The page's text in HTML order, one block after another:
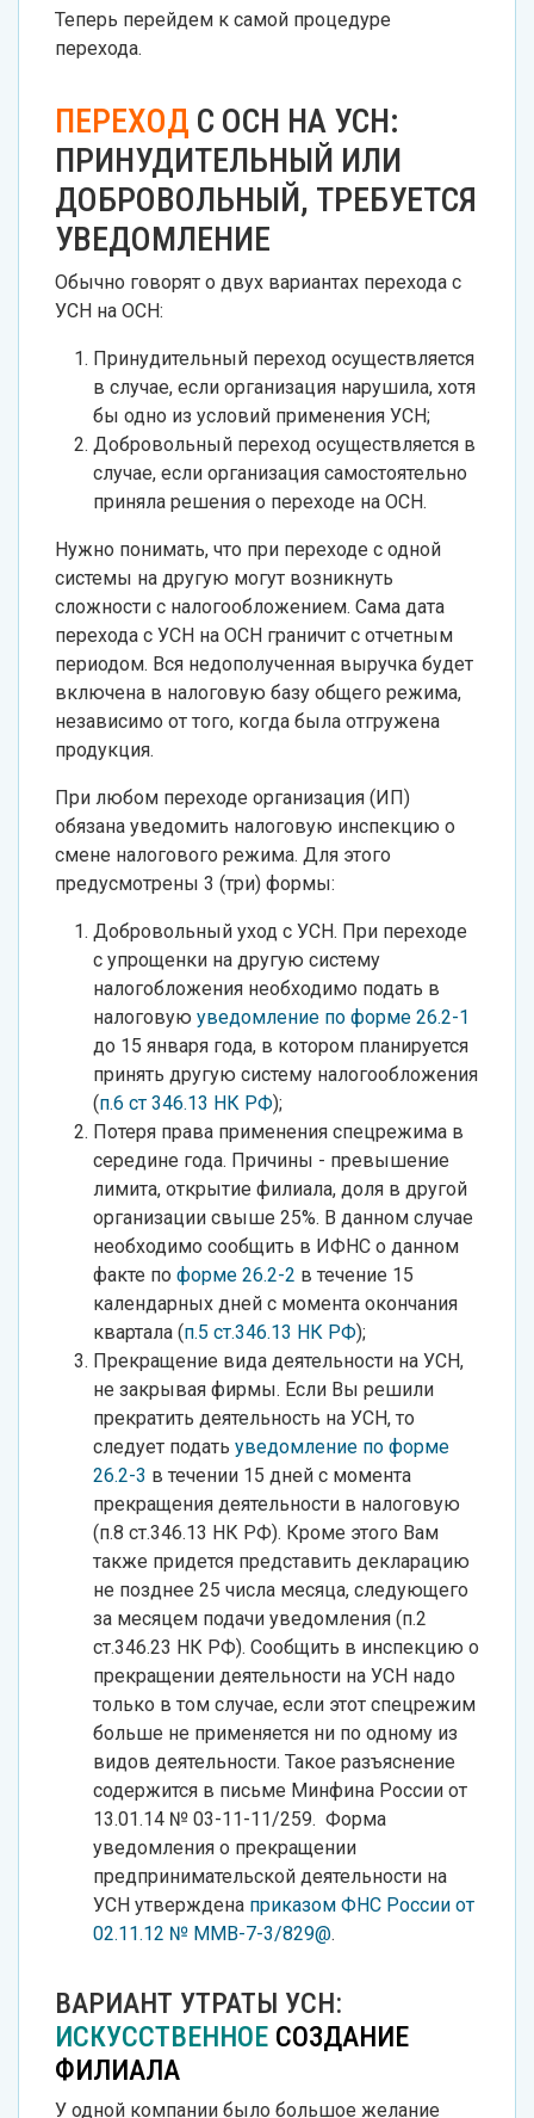
Теперь перейдем к самой процедуре
перехода.
ПЕРЕХОД С ОСН НА УСН:
ПРИНУДИТЕЛЬНЫЙ ИЛИ
ДОБРОВОЛЬНЫЙ, ТРЕБУЕТСЯ
УВЕДОМЛЕНИЕ
Обычно говорят о двух вариантах перехода с
УСН на ОСН:
Принудительный переход осуществляется
в случае, если организация нарушила, хотя
бы одно из условий применения УСН;
Добровольный переход осуществляется в
случае, если организация самостоятельно
приняла решения о переходе на ОСН.
Нужно понимать, что при переходе с одной
системы на другую могут возникнуть
сложности с налогообложением. Сама дата
перехода с УСН на ОСН граничит с отчетным
периодом. Вся недополученная выручка будет
включена в налоговую базу общего режима,
независимо от того, когда была отгружена
продукция.
При любом переходе организация (ИП)
обязана уведомить налоговую инспекцию о
смене налогового режима. Для этого
предусмотрены 3 (три) формы:
Добровольный уход с УСН. При переходе
с упрощенки на другую систему
налогобложения необходимо подать в
налоговую уведомление по форме 26.2-1
до 15 января года, в котором планируется
принять другую систему налогообложения
(п.6 ст 346.13 НК РФ);
Потеря права применения спецрежима в
середине года. Причины - превышение
лимита, открытие филиала, доля в другой
организации свыше 25%. В данном случае
необходимо сообщить в ИФНС о данном
факте по форме 26.2-2 в течение 15
календарных дней с момента окончания
квартала (п.5 ст.346.13 НК РФ);
Прекращение вида деятельности на УСН,
не закрывая фирмы. Если Вы решили
прекратить деятельность на УСН, то
следует подать уведомление по форме
26.2-3 в течении 15 дней с момента
прекращения деятельности в налоговую
(п.8 ст.346.13 НК РФ). Кроме этого Вам
также придется представить декларацию
не позднее 25 числа месяца, следующего
за месяцем подачи уведомления (п.2
ст.346.23 НК РФ). Сообщить в инспекцию о
прекращении деятельности на УСН надо
только в том случае, если этот спецрежим
больше не применяется ни по одному из
видов деятельности. Такое разъяснение
содержится в письме Минфина России от
13.01.14 № 03-11-11/259. Форма
уведомления о прекращении
предпринимательской деятельности на
УСН утверждена приказом ФНС России от
02.11.12 № ММВ-7-3/829@.
ВАРИАНТ УТРАТЫ УСН:
ИСКУССТВЕННОЕ СОЗДАНИЕ
ФИЛИАЛА
У одной компании было большое желание